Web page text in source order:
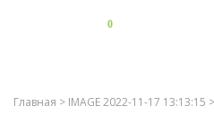
0
Главная > IMAGE 2022-11-17 13:13:15